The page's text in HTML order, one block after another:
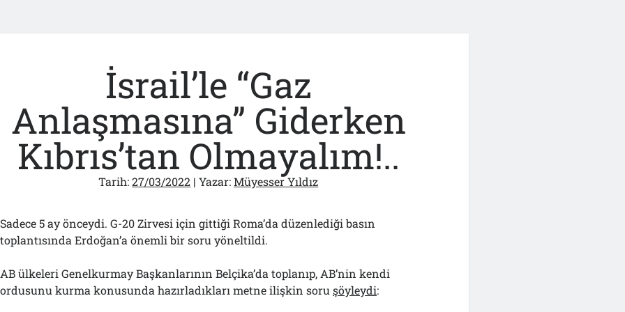
İsrail’le “Gaz
Anlaşmasına” Giderken
Kıbrıs’tan Olmayalım!..
Tarih:27/03/2022 | Yazar:Müyesser Yıldız
Sadece 5 ay önceydi. G-20 Zirvesi için gittiği Roma’da düzenlediği basın
toplantısında Erdoğan’a önemli bir soru yöneltildi.
AB ülkeleri Genelkurmay Başkanlarının Belçika’da toplanıp, AB’nin kendi
ordusunu kurma konusunda hazırladıkları metne ilişkin soruşöyleydi: